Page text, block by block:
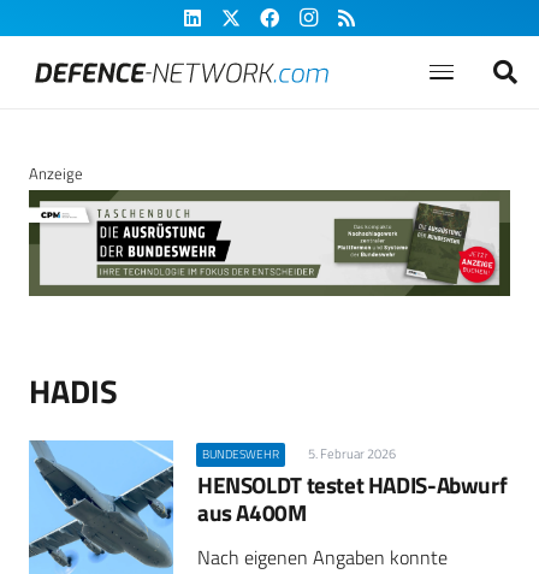
Anzeige
HADIS
BUNDESWEHR 5. Februar 2026
HENSOLDT testet HADIS-Abwurf
aus A400M
Nach eigenen Angaben konnte